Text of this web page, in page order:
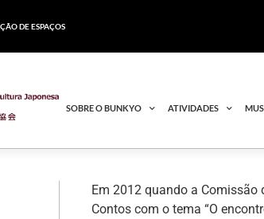
DE ESPAÇOS
SOBRE O BUNKYO ATIVIDADES
Em 2012 quando a
Contos com o tema “O